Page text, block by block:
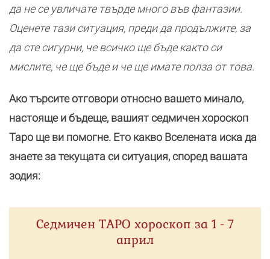
да не се увличате твърде много във фантазии.
Оценете тази ситуация, преди да продължите, за
да сте сигурни, че всичко ще бъде както си
мислите, че ще бъде и че ще имате полза от това.
Ако търсите отговори относно вашето минало,
настояще и бъдеще, вашият седмичен хороскоп
Таро ще ви помогне. Ето какво Вселената иска да
знаете за текущата си ситуация, според вашата
зодия:
Седмичен ТАРО хороскоп за 1 - 7
април